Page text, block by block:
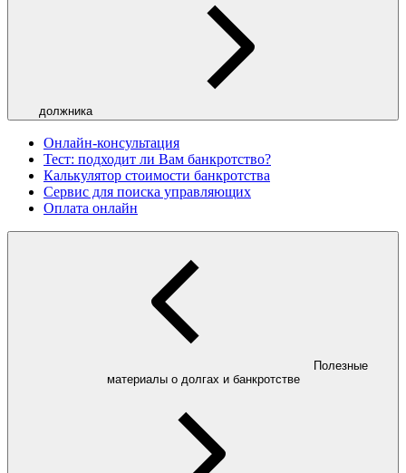
должника
Онлайн-консультация
Тест: подходит ли Вам банкротство?
Калькулятор стоимости банкротства
Сервис для поиска управляющих
Оплата онлайн
Полезные
материалы о долгах и банкротстве